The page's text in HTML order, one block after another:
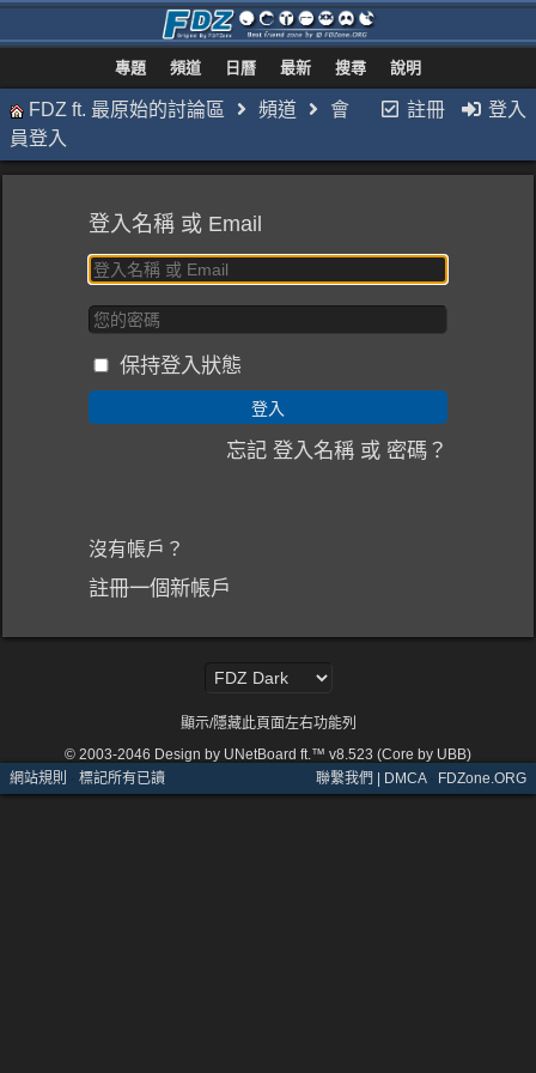
專題 頻道 日曆 最新 搜尋 說明
註冊 登入
FDZ ft. 最原始的討論區 頻道
會
員登入
登入名稱 或 Email
保持登入狀態
忘記 登入名稱 或 密碼？
沒有帳戶？
註冊一個新帳戶
顯示/隱藏此頁面左右功能列
© 2003-2046 Design by UNetBoard ft.™ v8.523 (Core by UBB)
網站規則 · 標記所有已讀 聯繫我們 | DMCA· FDZone.ORG